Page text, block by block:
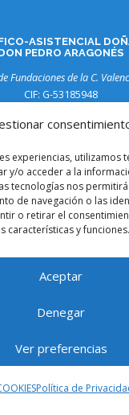
experiencias, utilizamos
y/o acceder a la
tecnologías nos
de navegación o las
o retirar el
características y funciones.
Aceptar
Denegar
Ver preferencias
Política de
ASISTENCIAL
PEDRO ARAGONÉS
Fundaciones de la C.
CIF: G-53185948
CP 03570 La Vila Joiosa
Política de Privacidad
Aviso Legal